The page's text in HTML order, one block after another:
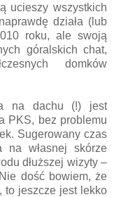
ucieszy wszystkich
działa (lub
roku, ale swoją
góralskich chat,
domków
na dachu (!) jest
PKS, bez problemu
Sugerowany czas
własnej skórze
dłuższej wizyty –
dość bowiem, że
to jeszcze jest lekko